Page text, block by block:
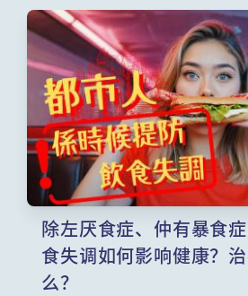
遵守「饮食Dos & Don'ts」，你
养胃大忌呢？香港大学李嘉诚医
科学系临床副教授吕家联医生与
除左厌食症、仲有暴食
食失调如何影响健康？
么？